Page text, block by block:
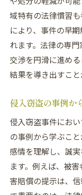
践例
侵入窃盗に巻
進め方
侵入窃盗
示談交渉
刑事事件
意点
示談交渉
効果的な
き
侵入窃盗
域特有の法律慣習
により、事件の早
れます。法律の専
交渉を円滑に進め
結果を導き出すこと
侵入窃盗の事例か
侵入窃盗事件にお
の事例から学ぶこ
感情を理解し、誠
ます。例えば、被
害賠償の提示は、